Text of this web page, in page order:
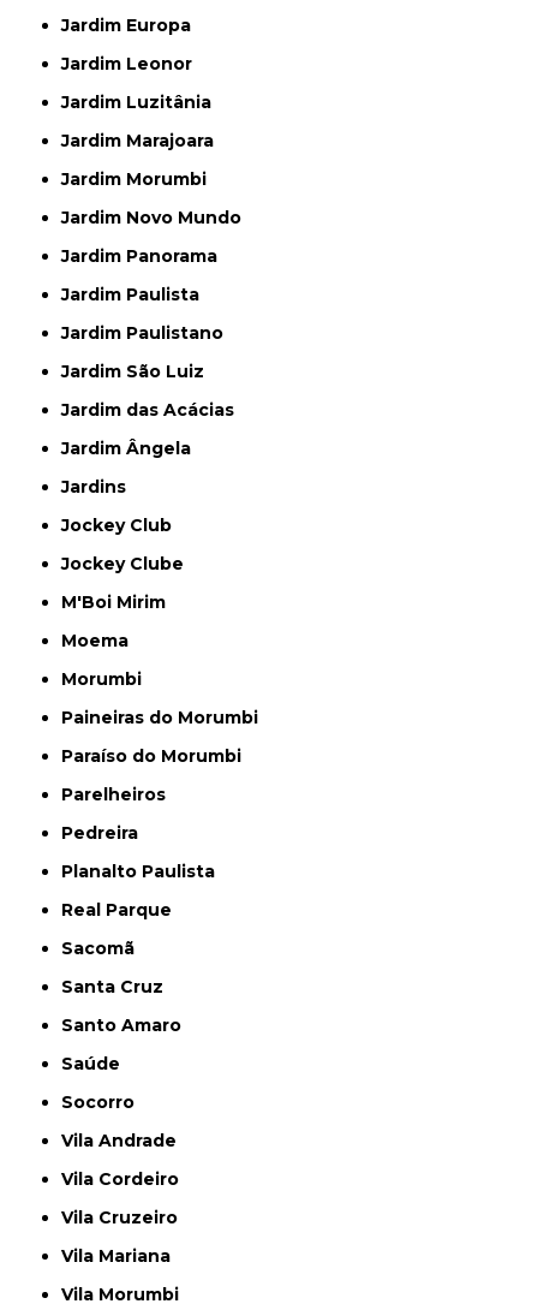
Jardim Europa
Jardim Leonor
Jardim Luzitânia
Jardim Marajoara
Jardim Morumbi
Jardim Novo Mundo
Jardim Panorama
Jardim Paulista
Jardim Paulistano
Jardim São Luiz
Jardim das Acácias
Jardim Ângela
Jardins
Jockey Club
Jockey Clube
M'Boi Mirim
Moema
Morumbi
Paineiras do Morumbi
Paraíso do Morumbi
Parelheiros
Pedreira
Planalto Paulista
Real Parque
Sacomã
Santa Cruz
Santo Amaro
Saúde
Socorro
Vila Andrade
Vila Cordeiro
Vila Cruzeiro
Vila Mariana
Vila Morumbi